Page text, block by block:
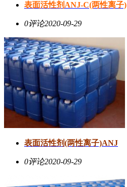
表面活性剂ANJ-C(两性离子)
0评论2020-09-29
表面活性剂(两性离子)ANJ
0评论2020-09-29